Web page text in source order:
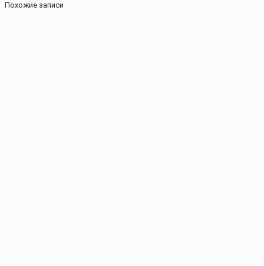
Похожие записи